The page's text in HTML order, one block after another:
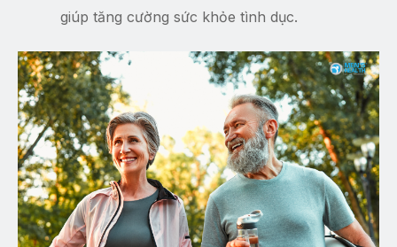
giúp tăng cường sức khỏe tình dục.